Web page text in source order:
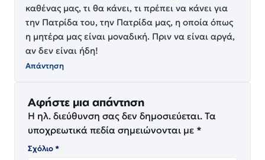
καθένας μας, τι θα κάνει, τι πρέπει να κάνει για
την Πατρίδα του, την Πατρίδα μας, η οποία όπως
η μητέρα μας είναι μοναδική. Πριν να είναι αργά,
αν δεν είναι ήδη!
Απάντηση
Αφήστε μια απάντηση
Η ηλ. διεύθυνση σας δεν δημοσιεύεται. Τα
υποχρεωτικά πεδία σημειώνονται με *
Σχόλιο*